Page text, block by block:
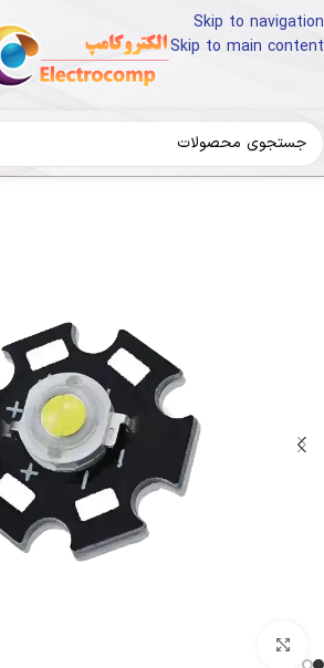
Skip to navigation
Skip to main content
خانه قطعات و تجهیزات الکترونیک LED و تجهیزات